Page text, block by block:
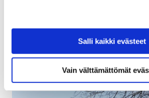
Salli kaikki evästeet
Vain välttämättömät